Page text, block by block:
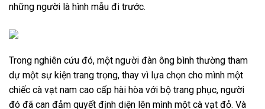
những người là hình mẫu đi trước.
Trong nghiên cứu đó, một người đàn ông bình thường tham
dự một sự kiện trang trọng, thay vì lựa chọn cho mình một
chiếc cà vạt nam cao cấp hài hòa với bộ trang phục, người
đó đã can đảm quyết định diện lên mình một cà vạt đỏ. Và